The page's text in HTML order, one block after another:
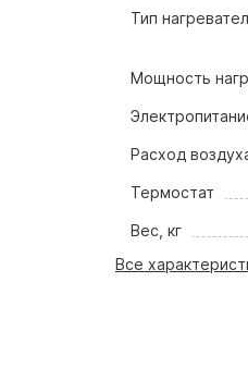
Тип
Мощность
Расход
Термостат
Вес, кг
Все